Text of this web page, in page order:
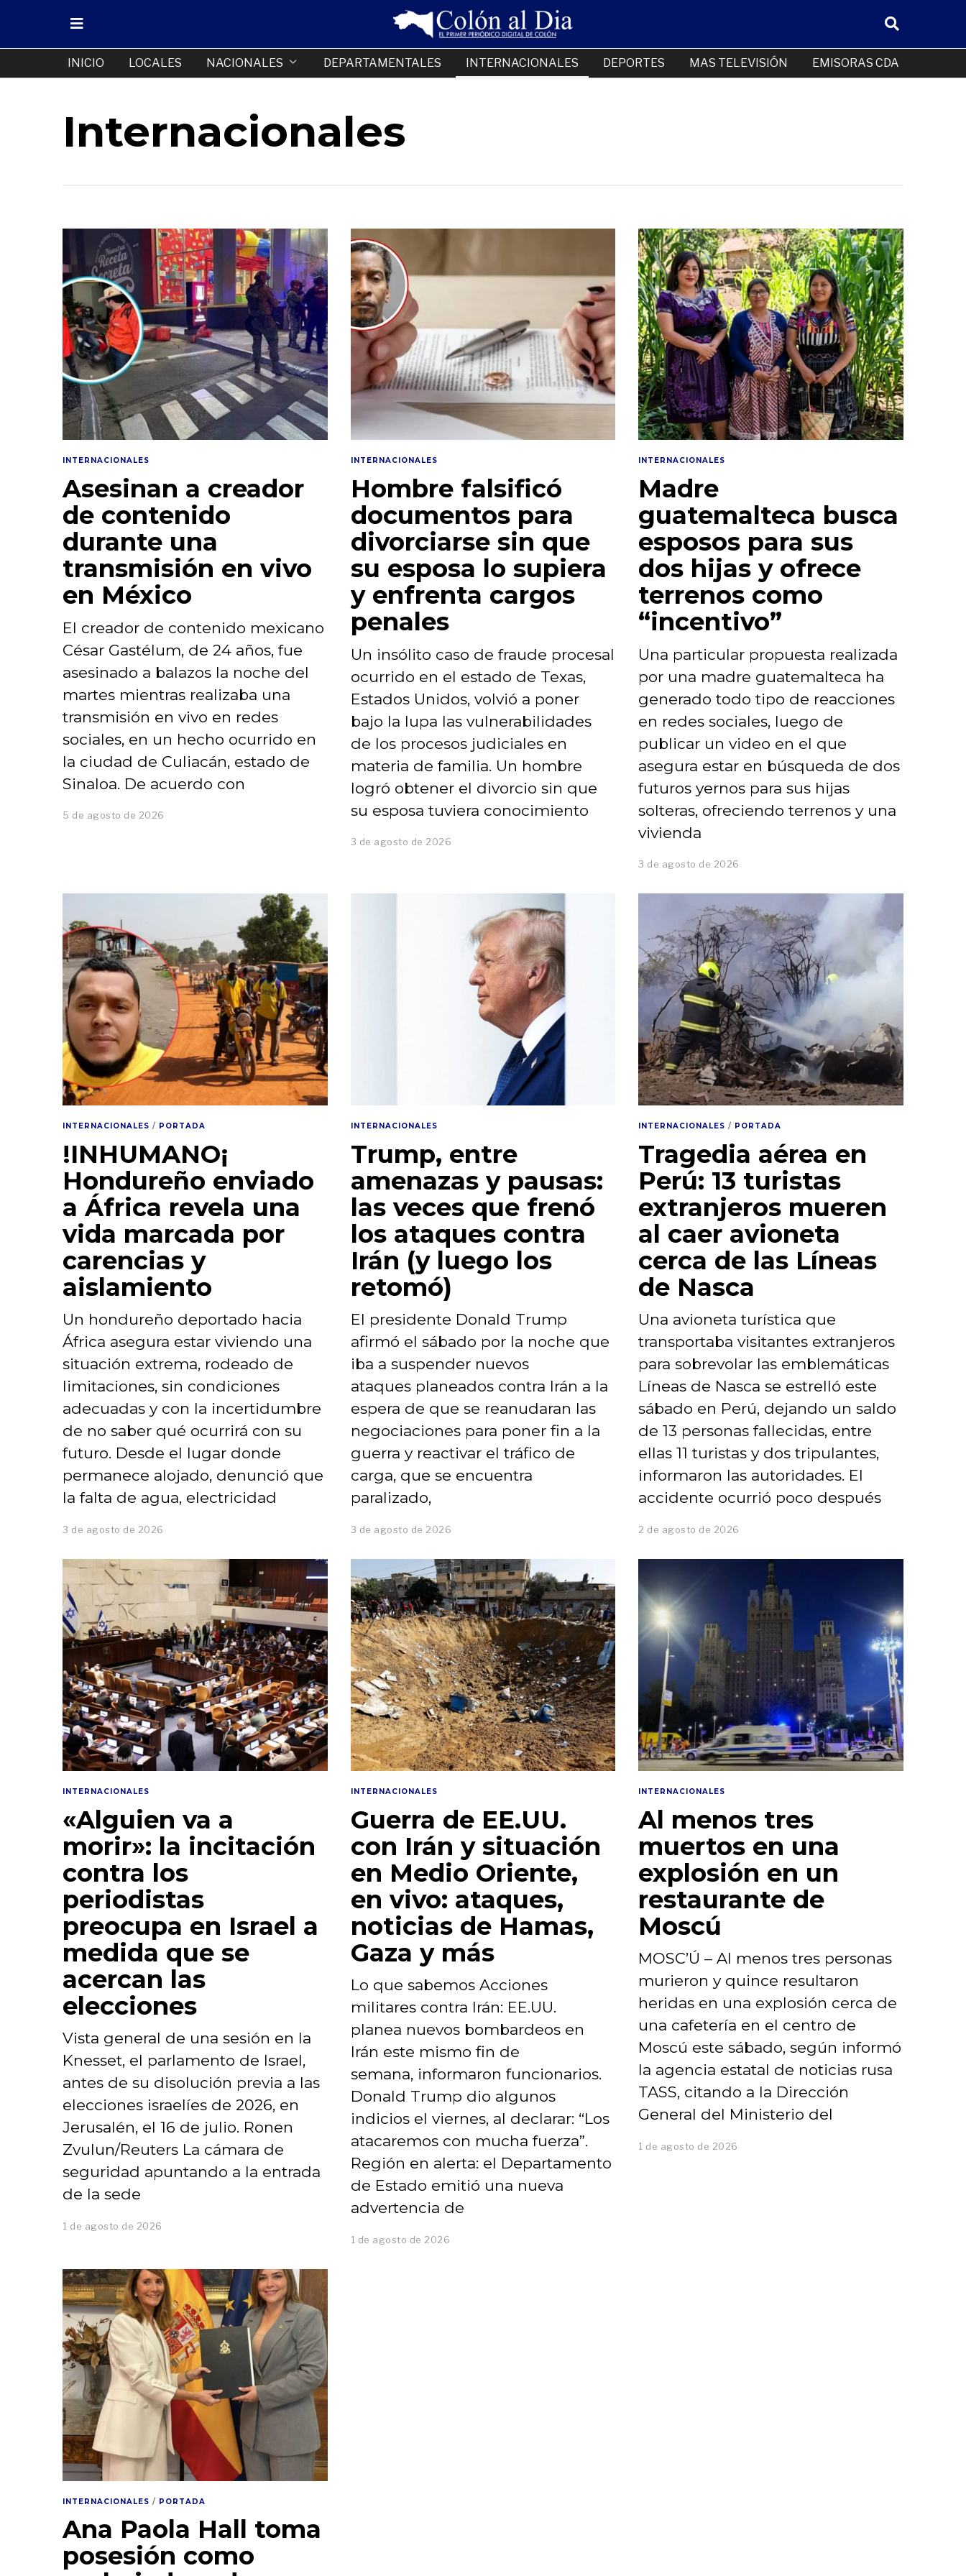
INICIO LOCALES NACIONALES DEPARTAMENTALES INTERNACIONALES DEPORTES MAS TELEVISIÓN EMISORAS CDA
Internacionales
INTERNACIONALES
Asesinan a creador
de contenido
durante una
transmisión en vivo
en México
El creador de contenido mexicano
César Gastélum, de 24 años, fue
asesinado a balazos la noche del
martes mientras realizaba una
transmisión en vivo en redes
sociales, en un hecho ocurrido en
la ciudad de Culiacán, estado de
Sinaloa. De acuerdo con
5 de agosto de 2026
INTERNACIONALES
Hombre falsificó
documentos para
divorciarse sin que
su esposa lo supiera
y enfrenta cargos
penales
Un insólito caso de fraude procesal
ocurrido en el estado de Texas,
Estados Unidos, volvió a poner
bajo la lupa las vulnerabilidades
de los procesos judiciales en
materia de familia. Un hombre
logró obtener el divorcio sin que
su esposa tuviera conocimiento
3 de agosto de 2026
INTERNACIONALES
Madre
guatemalteca busca
esposos para sus
dos hijas y ofrece
terrenos como
“incentivo”
Una particular propuesta realizada
por una madre guatemalteca ha
generado todo tipo de reacciones
en redes sociales, luego de
publicar un video en el que
asegura estar en búsqueda de dos
futuros yernos para sus hijas
solteras, ofreciendo terrenos y una
vivienda
3 de agosto de 2026
INTERNACIONALES / PORTADA
!INHUMANO¡
Hondureño enviado
a África revela una
vida marcada por
carencias y
aislamiento
Un hondureño deportado hacia
África asegura estar viviendo una
situación extrema, rodeado de
limitaciones, sin condiciones
adecuadas y con la incertidumbre
de no saber qué ocurrirá con su
futuro. Desde el lugar donde
permanece alojado, denunció que
la falta de agua, electricidad
3 de agosto de 2026
INTERNACIONALES
Trump, entre
amenazas y pausas:
las veces que frenó
los ataques contra
Irán (y luego los
retomó)
El presidente Donald Trump
afirmó el sábado por la noche que
iba a suspender nuevos
ataques planeados contra Irán a la
espera de que se reanudaran las
negociaciones para poner fin a la
guerra y reactivar el tráfico de
carga, que se encuentra
paralizado,
3 de agosto de 2026
a
g
o
s
t
o
d
e
2
0
2
6
INTERNACIONALES / PORTADA
Tragedia aérea en
Perú: 13 turistas
extranjeros mueren
al caer avioneta
cerca de las Líneas
de Nasca
Una avioneta turística que
transportaba visitantes extranjeros
para sobrevolar las emblemáticas
Líneas de Nasca se estrelló este
sábado en Perú, dejando un saldo
de 13 personas fallecidas, entre
ellas 11 turistas y dos tripulantes,
informaron las autoridades. El
accidente ocurrió poco después
2 de agosto de 2026
INTERNACIONALES
«Alguien va a
morir»: la incitación
contra los
periodistas
preocupa en Israel a
medida que se
acercan las
elecciones
Vista general de una sesión en la
Knesset, el parlamento de Israel,
antes de su disolución previa a las
elecciones israelíes de 2026, en
Jerusalén, el 16 de julio. Ronen
Zvulun/Reuters La cámara de
seguridad apuntando a la entrada
de la sede
1 de agosto de 2026
INTERNACIONALES
Guerra de EE.UU.
con Irán y situación
en Medio Oriente,
en vivo: ataques,
noticias de Hamas,
Gaza y más
Lo que sabemos Acciones
militares contra Irán: EE.UU.
planea nuevos bombardeos en
Irán este mismo fin de
semana, informaron funcionarios.
Donald Trump dio algunos
indicios el viernes, al declarar: “Los
atacaremos con mucha fuerza”.
Región en alerta: el Departamento
de Estado emitió una nueva
advertencia de
1 de agosto de 2026
INTERNACIONALES
Al menos tres
muertos en una
explosión en un
restaurante de
Moscú
MOSC’Ú – Al menos tres personas
murieron y quince resultaron
heridas en una explosión cerca de
una cafetería en el centro de
Moscú este sábado, según informó
la agencia estatal de noticias rusa
TASS, citando a la Dirección
General del Ministerio del
1 de agosto de 2026
INTERNACIONALES / PORTADA
Ana Paola Hall toma
posesión como